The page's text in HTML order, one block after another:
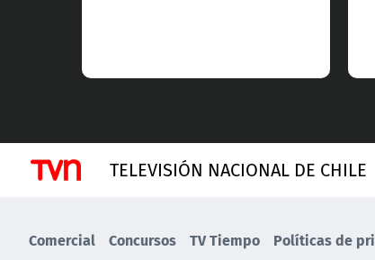
TELEVISIÓN NACIONAL DE CHILE
Comercial Concursos TV Tiempo Políticas de